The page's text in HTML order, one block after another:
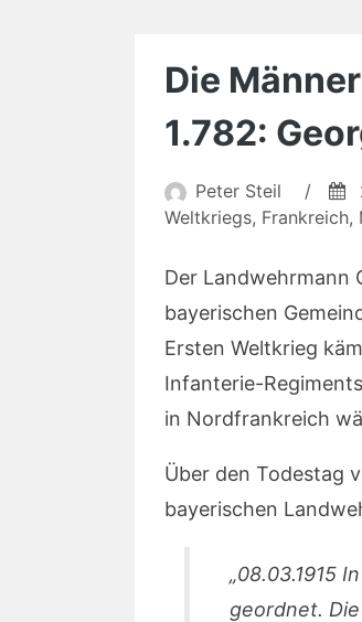
Die
1.782:
Peter Steil /
Weltkriegs, Frankreich,
Der Landwehrmann
bayerischen
Ersten Weltkrieg
Infanterie-
in Nordfrankreich
Über den Todestag
bayerischen
„08.03.1915
geordnet.